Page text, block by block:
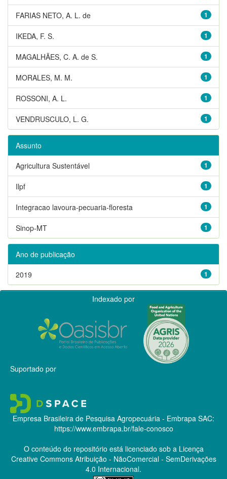
1
FARIAS NETO, A. L. de
1
IKEDA, F. S.
1
MAGALHÃES, C. A. de S.
1
MORALES, M. M.
1
ROSSONI, A. L.
1
VENDRUSCULO, L. G.
Assunto
1
Agricultura Sustentável
1
Ilpf
1
Integracao lavoura-pecuaria-floresta
1
Sinop-MT
Ano de publicação
1
2019
Indexado por
Suportado por
Empresa Brasileira de Pesquisa Agropecuária - Embrapa SAC:
https://www.embrapa.br/fale-conosco
O conteúdo do repositório está licenciado sob a Licença
Creative CommonsAtribuição - NãoComercial - SemDerivações
4.0 Internacional.